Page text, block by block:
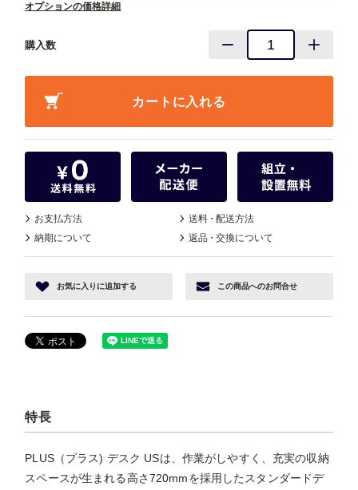
オプションの価格詳細
購入数
お支払方法 送料・配送方法
納期について
返品・交換について
お気に入り に追加する この商品へのお問合せ
特長
PLUS（プラス) デスク USは、作業がしやすく、充実の収納
スペースが生まれる高さ720mmを採用したスタンダードデ